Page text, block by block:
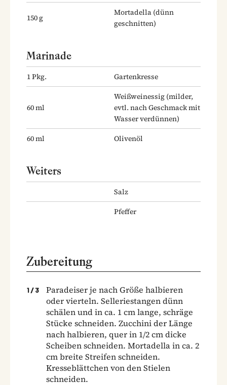
150g
Mortadella (dünn
geschnitten)
Marinade
1Pkg. Gartenkresse
60ml
Weißweinessig (milder,
evtl. nach Geschmack mit
Wasser verdünnen)
60ml Olivenöl
Weiters
Salz
Pfeffer
Zubereitung
1 / 3
Paradeiser je nach Größe halbieren
oder vierteln. Selleriestangen dünn
schälen und in ca. 1 cm lange, schräge
Stücke schneiden. Zucchini der Länge
nach halbieren, quer in 1/2 cm dicke
Scheiben schneiden. Mortadella in ca. 2
cm breite Streifen schneiden.
Kresseblättchen von den Stielen
schneiden.